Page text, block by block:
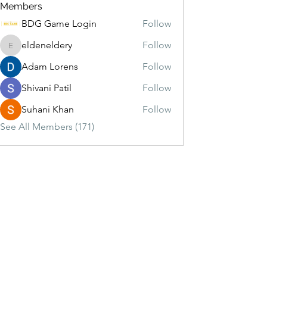
Members
BDG Game Login
Follow
eldeneldery
eldeneldery
Follow
Adam Lorens
Follow
Shivani Patil
Follow
Suhani Khan
Follow
See All Members (171)